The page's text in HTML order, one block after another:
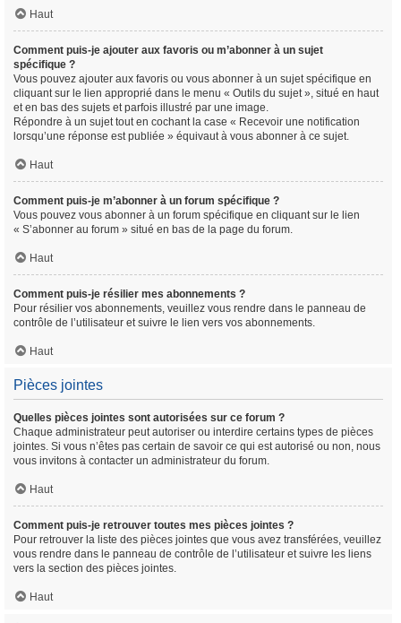
Haut
Comment puis-je ajouter aux favoris ou m’abonner à un sujet
spécifique ?
Vous pouvez ajouter aux favoris ou vous abonner à un sujet spécifique en
cliquant sur le lien approprié dans le menu « Outils du sujet », situé en haut
et en bas des sujets et parfois illustré par une image.
Répondre à un sujet tout en cochant la case « Recevoir une notification
lorsqu’une réponse est publiée » équivaut à vous abonner à ce sujet.
Haut
Comment puis-je m’abonner à un forum spécifique ?
Vous pouvez vous abonner à un forum spécifique en cliquant sur le lien
« S’abonner au forum » situé en bas de la page du forum.
Haut
Comment puis-je résilier mes abonnements ?
Pour résilier vos abonnements, veuillez vous rendre dans le panneau de
contrôle de l’utilisateur et suivre le lien vers vos abonnements.
Haut
Pièces jointes
Quelles pièces jointes sont autorisées sur ce forum ?
Chaque administrateur peut autoriser ou interdire certains types de pièces
jointes. Si vous n’êtes pas certain de savoir ce qui est autorisé ou non, nous
vous invitons à contacter un administrateur du forum.
Haut
Comment puis-je retrouver toutes mes pièces jointes ?
Pour retrouver la liste des pièces jointes que vous avez transférées, veuillez
vous rendre dans le panneau de contrôle de l’utilisateur et suivre les liens
vers la section des pièces jointes.
Haut